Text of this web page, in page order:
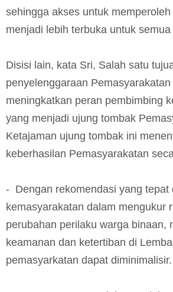
sehingga akses untuk
menjadi lebih terbuka untuk
Disisi lain, kata Sri, Salah satu
penyelenggaraan Pemasyarakatan
meningkatkan peran pembimbing
yang menjadi ujung tombak
Ketajaman ujung tombak ini
keberhasilan Pemasyarakatan
- Dengan rekomendasi yang tepat
kemasyarakatan dalam mengukur
perubahan perilaku warga binaan,
keamanan dan ketertiban di
pemasyarkatan dapat diminimalisir.